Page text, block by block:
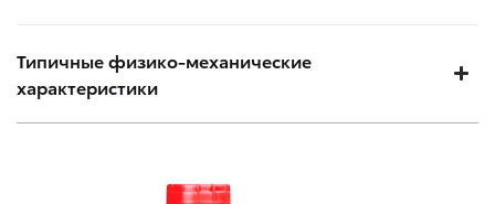
Типичные физико-механические
характеристики